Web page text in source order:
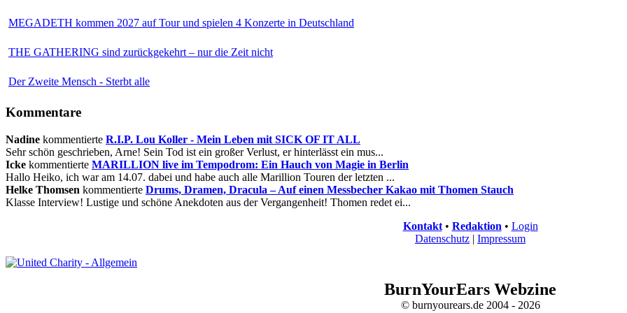
MEGADETH kommen 2027 auf Tour und spielen 4 Konzerte in Deutschland
THE GATHERING sind zurückgekehrt – nur die Zeit nicht
Der Zweite Mensch - Sterbt alle
Kommentare
Nadine kommentierte R.I.P. Lou Koller - Mein Leben mit SICK OF IT ALL
Sehr schön geschrieben, Arne! Sein Tod ist ein großer Verlust, er hinterlässt ein mus...
Icke kommentierte MARILLION live im Tempodrom: Ein Hauch von Magie in Berlin
Hallo Heiko, ich war am 14.07. dabei und habe auch alle Marillion Touren der letzten ...
Helke Thomsen kommentierte Drums, Dramen, Dracula – Auf einen Messbecher Kakao mit Thomen Stauch
Klasse Interview! Lustige und schöne Anekdoten aus der Vergangenheit! Thomen redet ei...
Kontakt• Redaktion • Login
Datenschutz | Impressum
BurnYourEars Webzine
© burnyourears.de 2004 - 2026